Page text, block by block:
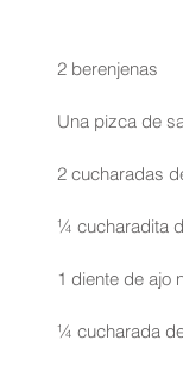
2 berenjenas
Una pizca de
2 cucharadas
¼ cucharadita
1 diente de
¼ cucharada